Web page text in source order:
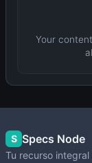
Your
S Specs Node
Tu recurso